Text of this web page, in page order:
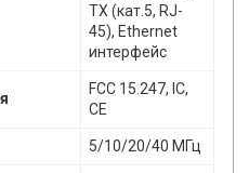
TX (кат.5, RJ-
45), Ethernet
интерфейс
FCC 15.247, IC,
CE
5/10/20/40 МГц